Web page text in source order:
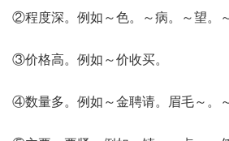
②程度深。例如～色。～病。～望。～
③价格高。例如～价收买。
④数量多。例如～金聘请。眉毛～。～